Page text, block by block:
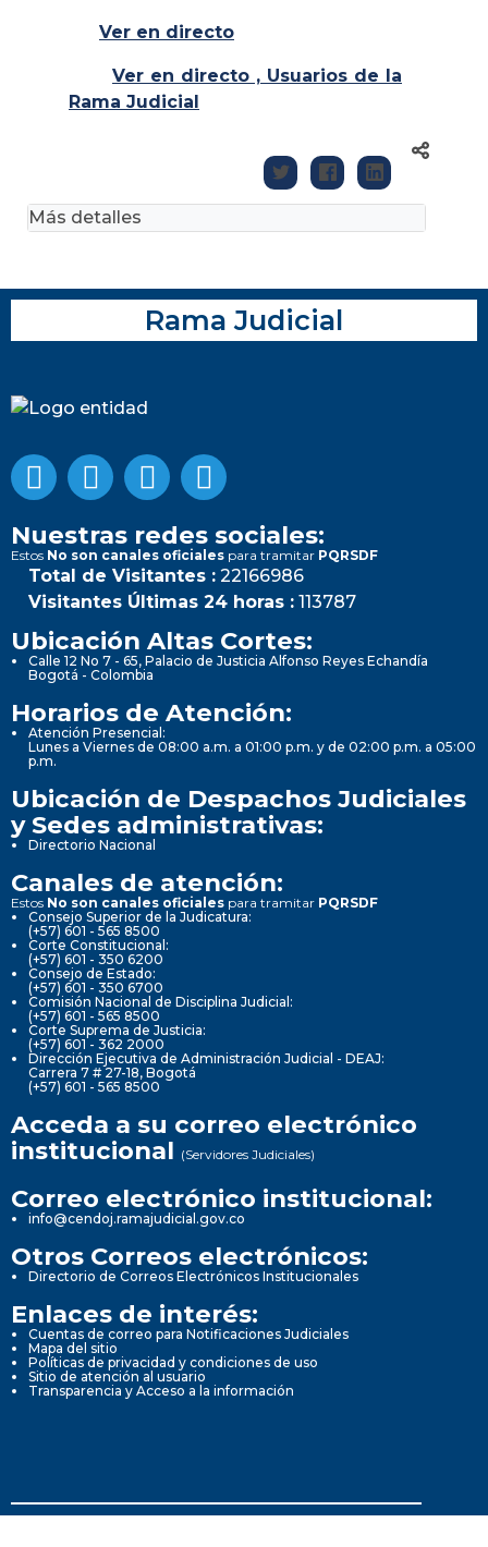
Ver en directo
Ver en directo , Usuarios de la
Rama Judicial
Más detalles
Rama Judicial
Nuestras redes sociales:
Estos No son canales oficiales para tramitar PQRSDF
Total de Visitantes : 22166986
Visitantes Últimas 24 horas : 113787
Ubicación Altas Cortes:
Calle 12 No 7 - 65, Palacio de Justicia Alfonso Reyes Echandía
Bogotá - Colombia
Horarios de Atención:
Atención Presencial:
Lunes a Viernes de 08:00 a.m. a 01:00 p.m. y de 02:00 p.m. a 05:00
p.m.
Ubicación de Despachos Judiciales
y Sedes administrativas:
Directorio Nacional
Canales de atención:
Estos No son canales oficiales para tramitar PQRSDF
Consejo Superior de la Judicatura:
(+57) 601 - 565 8500
Corte Constitucional:
(+57) 601 - 350 6200
Consejo de Estado:
(+57) 601 - 350 6700
Comisión Nacional de Disciplina Judicial:
(+57) 601 - 565 8500
Corte Suprema de Justicia:
(+57) 601 - 362 2000
Dirección Ejecutiva de Administración Judicial - DEAJ:
Carrera 7 # 27-18, Bogotá
(+57) 601 - 565 8500
Acceda a su correo electrónico
institucional (Servidores Judiciales)
Correo electrónico institucional:
info@cendoj.ramajudicial.gov.co
Otros Correos electrónicos:
Directorio de Correos Electrónicos Institucionales
Enlaces de interés:
Cuentas de correo para Notificaciones Judiciales
Mapa del sitio
Políticas de privacidad y condiciones de uso
Sitio de atención al usuario
Transparencia y Acceso a la información